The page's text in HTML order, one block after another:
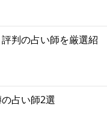
判の占い師を厳選紹
占い師2選